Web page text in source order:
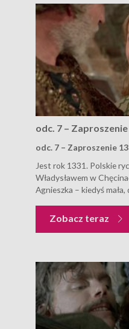
odc. 7 – Zaproszenie
odc. 7 – Zaproszenie
Jest rok 1331. Polskie
Władysławem w
Agnieszka – kiedyś
Zobacz teraz